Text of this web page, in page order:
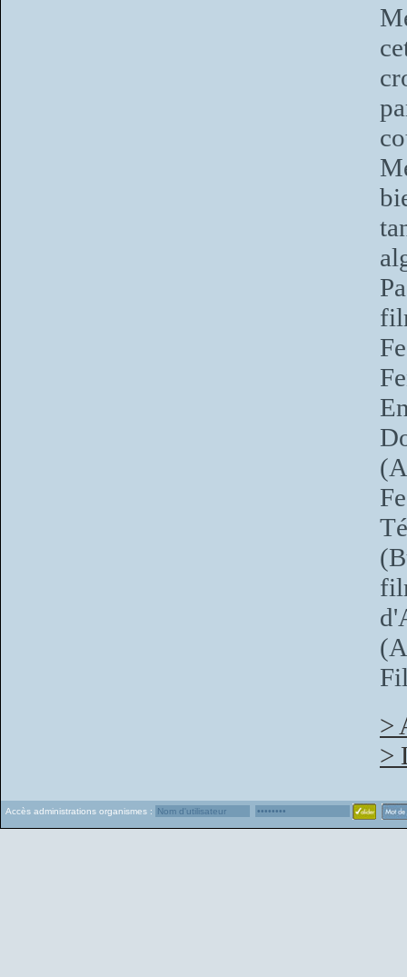
>
>
Accès administrations organismes :